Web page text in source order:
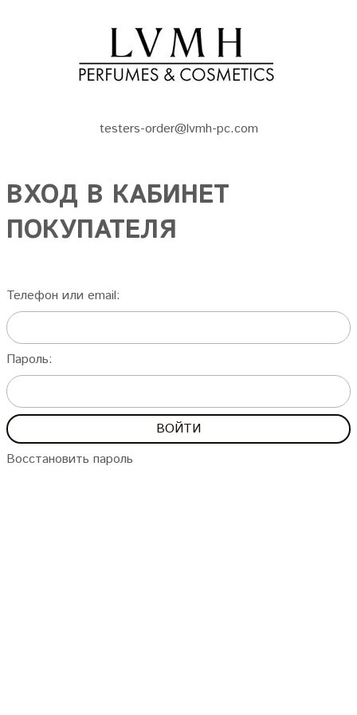
testers-order@lvmh-pc.com
ВХОД В КАБИНЕТ
ПОКУПАТЕЛЯ
Телефон или email:
Пароль:
Восстановить пароль